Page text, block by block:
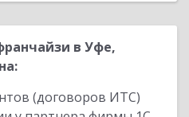
в Уфе,
(договоров ИТС)